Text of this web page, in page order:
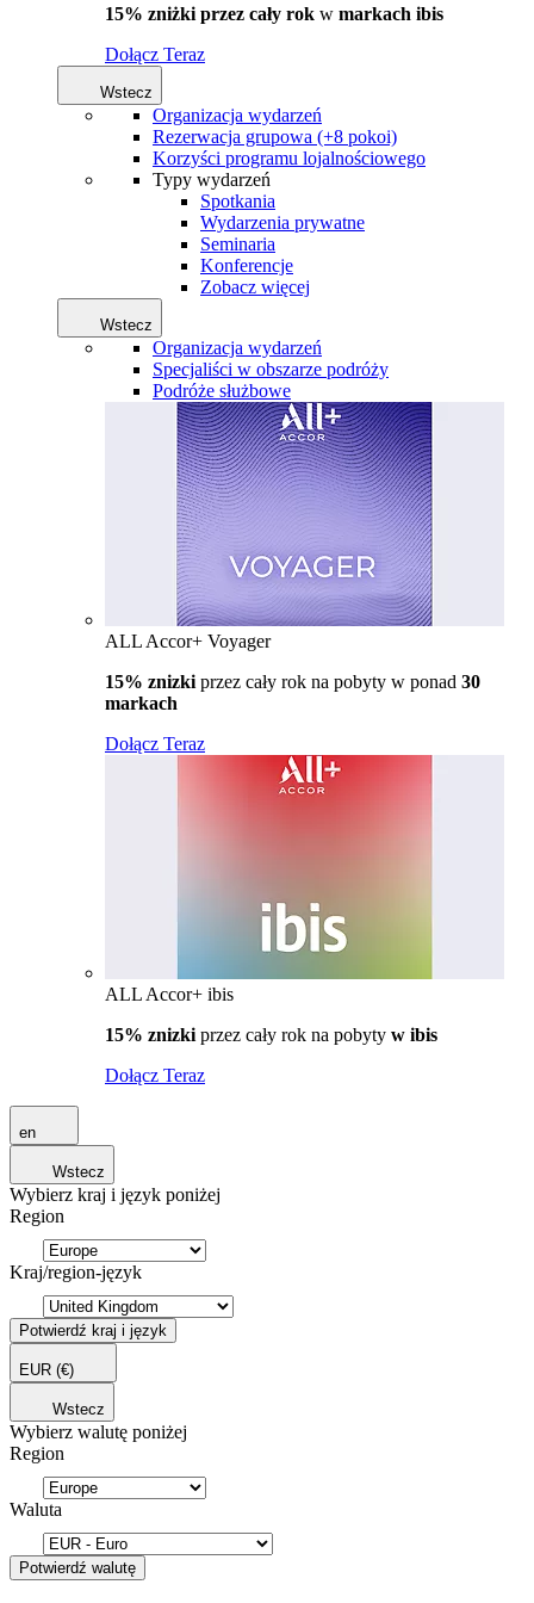
15% zniżki przez cały rok w markach ibis
Dołącz Teraz
Wstecz
Organizacja wydarzeń
Rezerwacja grupowa (+8 pokoi)
Korzyści programu lojalnościowego
Typy wydarzeń
Spotkania
Wydarzenia prywatne
Seminaria
Konferencje
Zobacz więcej
Wstecz
Organizacja wydarzeń
Specjaliści w obszarze podróży
Podróże służbowe
ALL Accor+ Voyager
15% znizki przez cały rok na pobyty w ponad 30
markach
Dołącz Teraz
ALL Accor+ ibis
15% znizki przez cały rok na pobyty w ibis
Dołącz Teraz
en
Wstecz
Wybierz kraj i język poniżej
Region
Kraj/region-język
Potwierdź kraj i język
EUR (€)
Wstecz
Wybierz walutę poniżej
Region
Waluta
Potwierdź walutę